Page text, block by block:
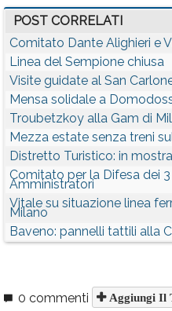
POST CORRELATI
Comitato Dante Alighieri e
Linea del Sempione chiusa
Visite guidate al San
Mensa solidale a
Troubetzkoy alla Gam di
Mezza estate senza treni
Distretto Turistico: in
Comitato per la Difesa dei
Amministratori
Vitale su situazione linea
Milano
Baveno: pannelli tattili alla
0 commenti Aggiungi Il